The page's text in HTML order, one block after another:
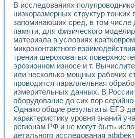
Оборудование для
Автоматизация
Применение измерителя
Исследование
Стенд для исследования
Автоматизация контроля
Измерительный
Моделирование
Лабораторные практикумы и
Автоматизация
Автоматизированные
Виртуальный прибор для
Использование
Использование программ
В исследованиях
низкоразмерных структур тонких
запоминающих сред, в том числе
памяти, для физического
материала в условиях
микроконтактного
трении шероховатых
эрозионном износе и т.
или несколько мощных рабочих
проводится параллельная
измерительных данных. В
оборудование до сих пор
Однако общие результаты ЕГЭ
характеристику уровня знаний
регионам РФ и не могут быть
детального исследования